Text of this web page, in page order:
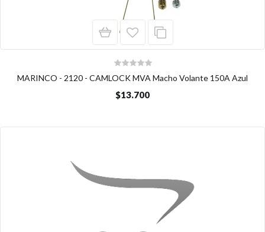
MARINCO - 2120 - CAMLOCK MVA Macho Volante 150A Azul
$13.700